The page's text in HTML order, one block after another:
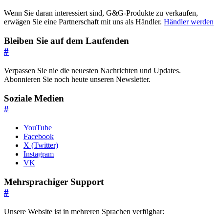
Wenn Sie daran interessiert sind, G&G-Produkte zu verkaufen,
erwägen Sie eine Partnerschaft mit uns als Händler. Händler werden
Bleiben Sie auf dem Laufenden
#
Verpassen Sie nie die neuesten Nachrichten und Updates.
Abonnieren Sie noch heute unseren Newsletter.
Soziale Medien
#
YouTube
Facebook
X (Twitter)
Instagram
VK
Mehrsprachiger Support
#
Unsere Website ist in mehreren Sprachen verfügbar: